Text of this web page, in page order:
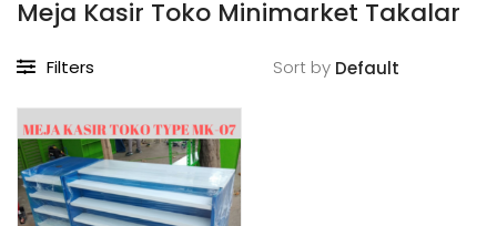
Meja Kasir Toko Minimarket Takalar
Filters Sort by